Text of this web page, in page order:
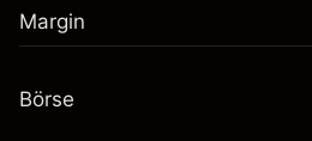
fremdfinanzierten
~$20,000.00
Anpassung der
Margin
Börse